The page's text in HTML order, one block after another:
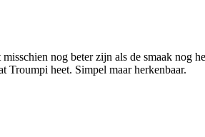
nog beter zijn als de smaak nog
Troumpi heet. Simpel maar herkenbaar.